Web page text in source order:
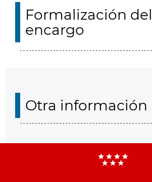
Formalización del
encargo
Otra información